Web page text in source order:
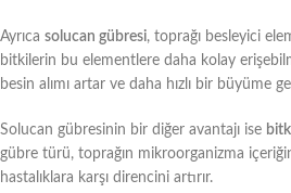
Ayrıca solucan gübresi, toprağı besleyici
bitkilerin bu elementlere daha kolay
besin alımı artar ve daha hızlı bir büyüme
Solucan gübresinin bir diğer avantajı ise
gübre türü, toprağın mikroorganizma
hastalıklara karşı direncini artırır.